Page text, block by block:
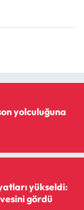
yolculuğuna
yükseldi:
gördü